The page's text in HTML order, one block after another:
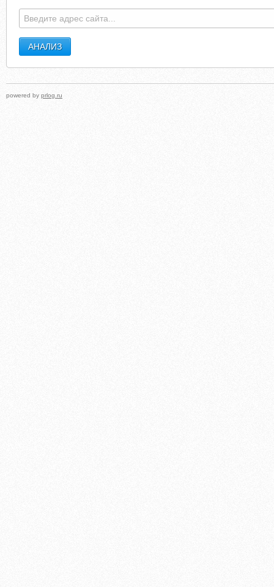
powered by prlog.ru